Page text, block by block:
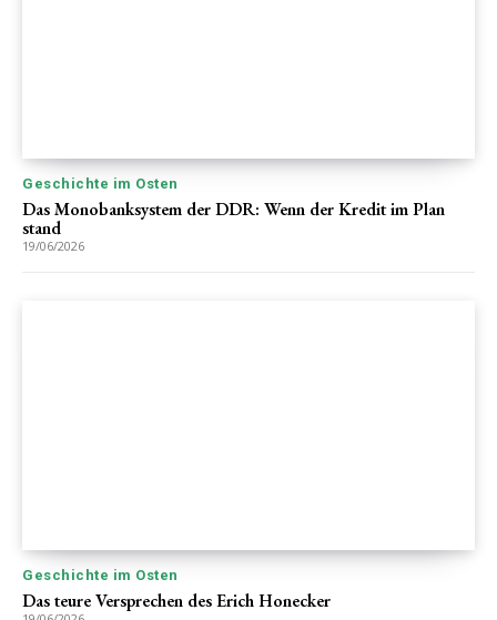
Geschichte im Osten
Das Monobanksystem der DDR: Wenn der Kredit im Plan
stand
19/06/2026
Geschichte im Osten
Das teure Versprechen des Erich Honecker